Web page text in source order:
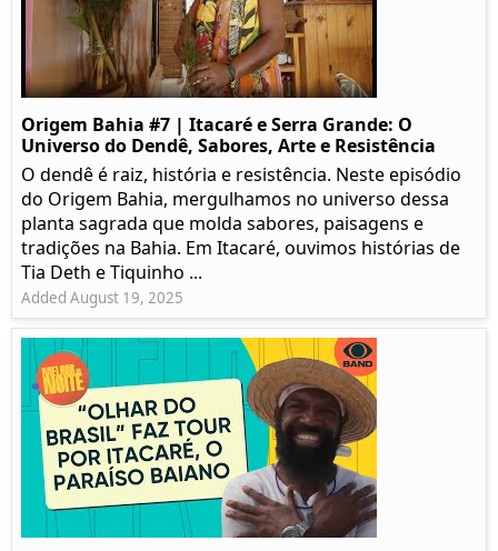
Origem Bahia #7 | Itacaré e Serra Grande: O
Universo do Dendê, Sabores, Arte e Resistência
O dendê é raiz, história e resistência. Neste episódio
do Origem Bahia, mergulhamos no universo dessa
planta sagrada que molda sabores, paisagens e
tradições na Bahia. Em Itacaré, ouvimos histórias de
Tia Deth e Tiquinho ...
Added August 19, 2025